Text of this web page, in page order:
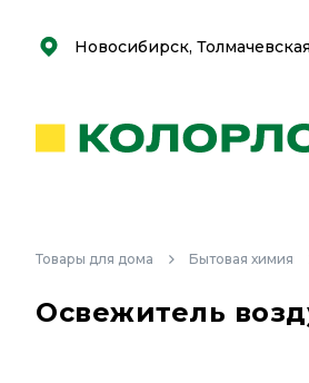
Скоро
Скоро
Новосибирск, Толмачевская
Товары для дома Бытовая химия
Освежитель